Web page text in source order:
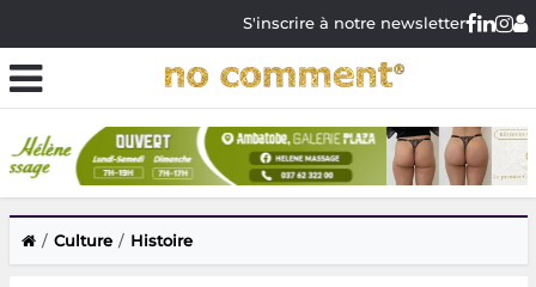
S'inscrire à notre newsletter
Culture Histoire